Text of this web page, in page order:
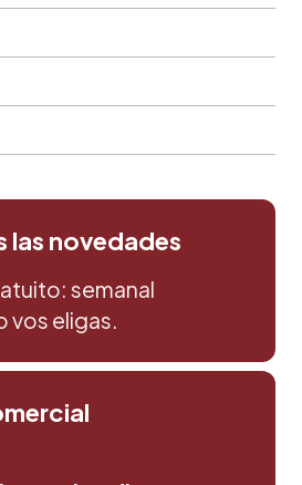
las novedades
semanal
vos eligas.